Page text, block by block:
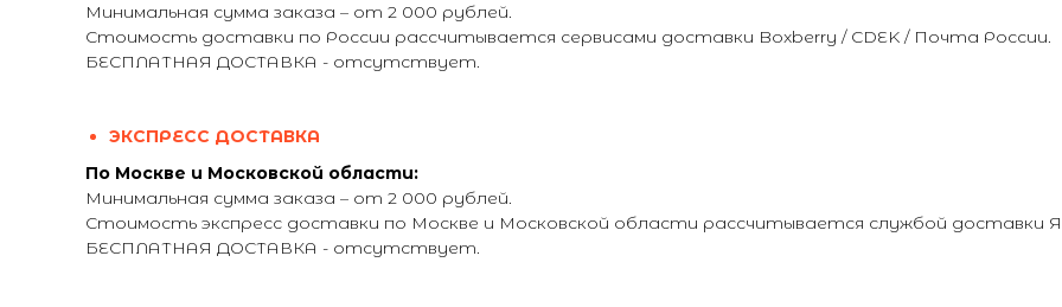
Минимальная сумма заказа – от 2 000 рублей.
Стоимость доставки по России рассчитывается сервисами доставки Boxberry / CDEK / Почта России.
БЕСПЛАТНАЯ ДОСТАВКА - отсутствует.
ЭКСПРЕСС ДОСТАВКА
По Москве и Московской области:
Минимальная сумма заказа – от 2 000 рублей.
Стоимость экспресс доставки по Москве и Московской области рассчитывается службой доставки
БЕСПЛАТНАЯ ДОСТАВКА - отсутствует.